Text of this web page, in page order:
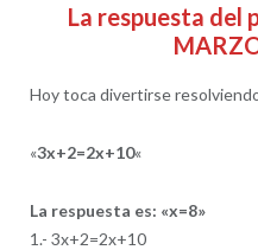
La respuesta del
Hoy toca divertirse
«3x+2=2x+10«
La respuesta es: «x=8»
1.- 3x+2=2x+10